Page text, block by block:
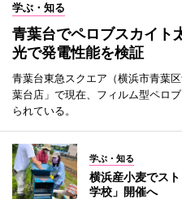
学ぶ・知る
青葉台でペロブスカイ
光で発電性能を検証
青葉台東急スクエア（横浜市青葉
葉台店」で現在、フィルム型ペロ
られている。
学ぶ・知る
横浜産小麦でス
学校」開催へ